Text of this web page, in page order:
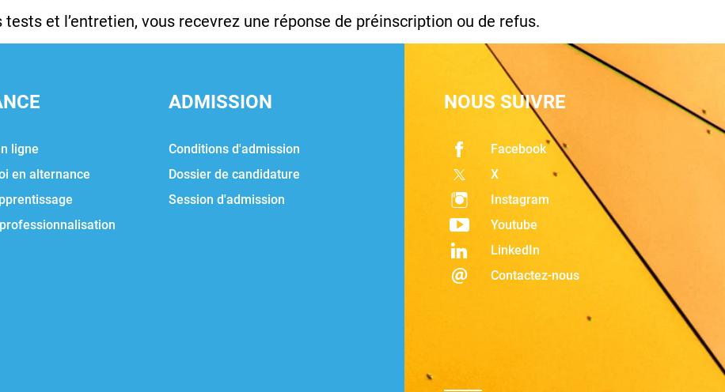
et l’entretien, vous recevrez une réponse de préinscription ou de refus.
ligne
en alternance
ADMISSION
Conditions d'admission
Dossier de candidature
Session d'admission
NOUS SUIVRE
Facebook
X
Instagram
Youtube
LinkedIn
Contactez-nous